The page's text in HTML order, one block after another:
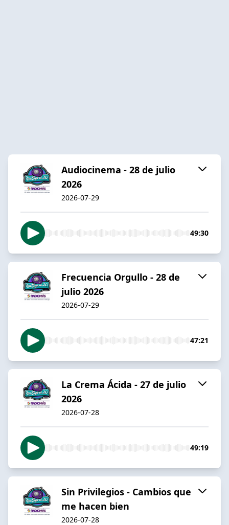
Audiocinema - 28 de julio
2026
2026-07-29
49:30
Frecuencia Orgullo - 28 de
julio 2026
2026-07-29
47:21
La Crema Ácida - 27 de julio
2026
2026-07-28
49:19
Sin Privilegios - Cambios que
me hacen bien
2026-07-28